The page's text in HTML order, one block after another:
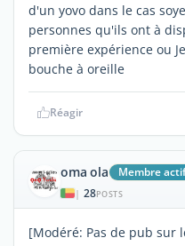
d'un yovo dans le cas
personnes qu'ils ont à
première expérience ou
bouche à oreille
Réagir
oma ola Membre actif
| 28POSTS
[Modéré: Pas de pub sur